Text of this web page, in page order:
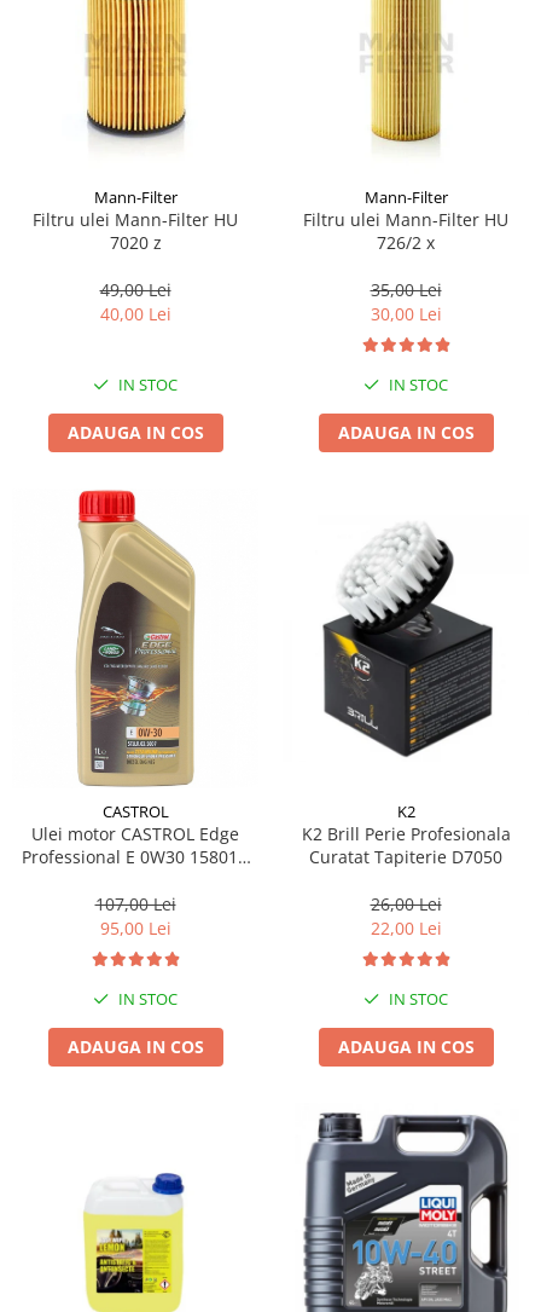
Mann-Filter
Filtru ulei Mann-Filter HU
7020 z
49,00 Lei
40,00 Lei
IN STOC
ADAUGA IN COS
Mann-Filter
Filtru ulei Mann-Filter HU
726/2 x
35,00 Lei
30,00 Lei
IN STOC
ADAUGA IN COS
CASTROL
Ulei motor CASTROL Edge
Professional E 0W30 15801C
107,00 Lei
95,00 Lei
IN STOC
ADAUGA IN COS
K2
K2 Brill Perie Profesionala
Curatat Tapiterie D7050
26,00 Lei
22,00 Lei
IN STOC
ADAUGA IN COS